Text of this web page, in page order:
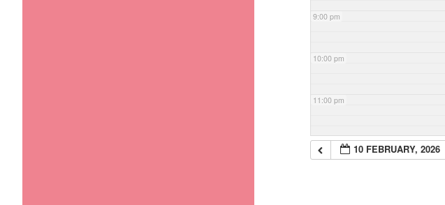
9:00 pm
10:00 pm
11:00 pm
10 FEBRUARY, 2026